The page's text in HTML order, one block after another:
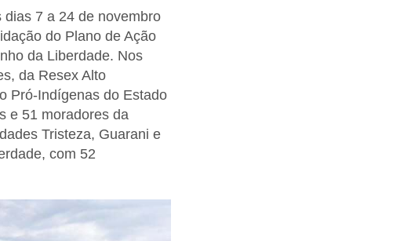
7 a 24 de novembro
do Plano de Ação
da Liberdade. Nos
da Resex Alto
Pró-Indígenas do Estado
e 51 moradores da
Tristeza, Guarani e
com 52